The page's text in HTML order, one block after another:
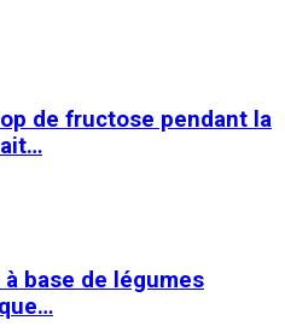
de fructose pendant la
à base de légumes